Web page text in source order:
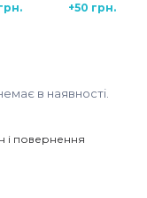
+50 грн.
в наявності.
і повернення